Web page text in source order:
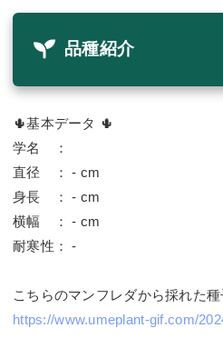
品種紹介
🌵基本データ 🌵
学名 ：
直径 ： - cm
身長 ： - cm
横幅 ： - cm
耐寒性： -
こちらのマンフレダから採れた種
https://www.umeplant-gif.com/